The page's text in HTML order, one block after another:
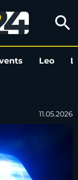
in
search
Leo
11.05.2026